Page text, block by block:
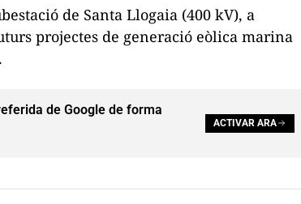
de Santa Llogaia (400 kV), a
projectes de generació eòlica marina
de Google de forma
ACTIVAR ARA